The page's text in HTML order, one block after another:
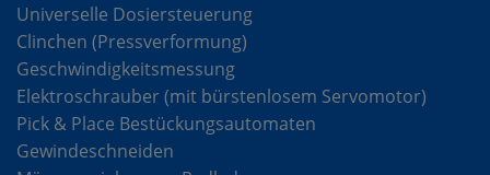
Universelle Dosiersteuerung
Clinchen (Pressverformung)
Geschwindigkeitsmessung
Elektroschrauber (mit bürstenlosem Servomotor)
Pick & Place Bestückungsautomaten
Gewindeschneiden